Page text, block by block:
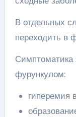
В отдельных
переходить в
Симптоматика
фурункулом:
гиперемия